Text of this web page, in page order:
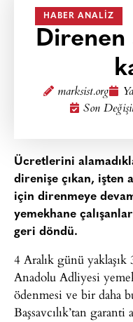
HABER ANALIZ
Direnen
marksist.org
Son
Ücretlerini
direnişe çıkan, işten
için direnmeye
yemekhane
geri döndü.
4 Aralık günü yaklaşık
Anadolu Adliyesi
ödenmesi ve bir daha
Başsavcılık’tan garanti